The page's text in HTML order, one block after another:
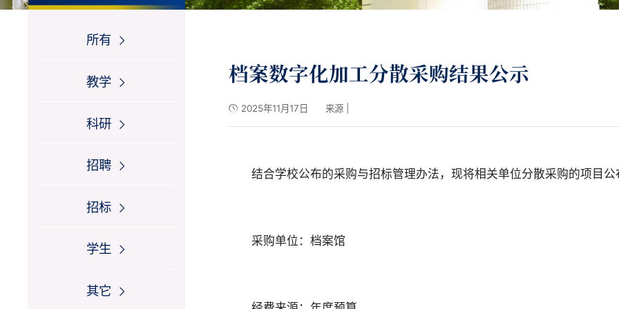
所有
教学
科研
招聘
招标
学生
其它
档案数字化加工分散采购结果公示
2025年11月17日 来源 |
结合学校公布的采购与招标管理办法，现将相关单位分散采购的项目
采购单位：档案馆